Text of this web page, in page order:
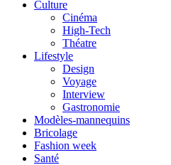
Culture
Cinéma
High-Tech
Théatre
Lifestyle
Design
Voyage
Interview
Gastronomie
Modèles-mannequins
Bricolage
Fashion week
Santé